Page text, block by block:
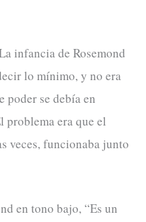
infancia de Rosemond
lo mínimo, y no era
poder se debía en
problema era que el
veces, funcionaba junto
en tono bajo, “Es un